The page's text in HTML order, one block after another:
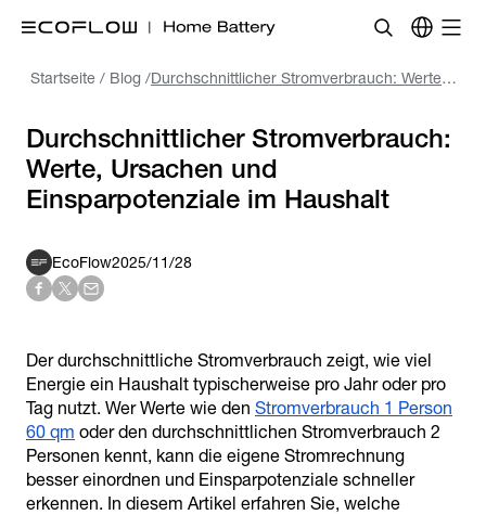
Startseite / Blog / Durchschnittlicher Stromverbrauch: Werte, Ursachen und Einsparpotenziale im Haushalt
Durchschnittlicher Stromverbrauch:
Werte, Ursachen und
EcoFlow2025/11/28
Der durchschnittliche Stromverbrauch zeigt, wie viel
Energie ein Haushalt typischerweise pro Jahr oder pro
Tag nutzt. Wer Werte wie den Stromverbrauch 1 Person
60 qm oder den durchschnittlichen Stromverbrauch 2
Personen kennt, kann die eigene Stromrechnung
besser einordnen und Einsparpotenziale schneller
erkennen. In diesem Artikel erfahren Sie, welche